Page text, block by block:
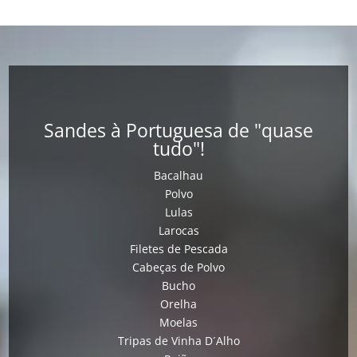
Sandes à Portuguesa de "quase
tudo"!
Bacalhau
Polvo
Lulas
Larocas
Filetes de Pescada
Cabeças de Polvo
Bucho
Orelha
Moelas
Tripas de Vinha D´Alho